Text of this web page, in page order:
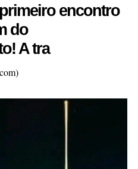
encontro
do
A tra